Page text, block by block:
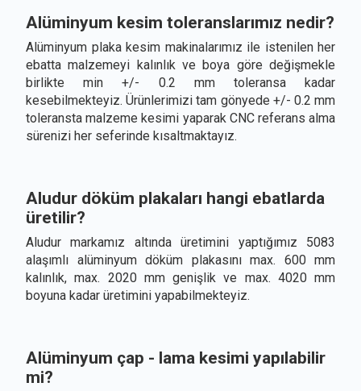
Alüminyum kesim toleranslarımız nedir?
Alüminyum plaka kesim makinalarımız ile istenilen her
ebatta malzemeyi kalınlık ve boya göre değişmekle
birlikte min +/- 0.2 mm toleransa kadar
kesebilmekteyiz. Ürünlerimizi tam gönyede +/- 0.2 mm
toleransta malzeme kesimi yaparak CNC referans alma
sürenizi her seferinde kısaltmaktayız.
Aludur döküm plakaları hangi ebatlarda
üretilir?
Aludur markamız altında üretimini yaptığımız 5083
alaşımlı alüminyum döküm plakasını max. 600 mm
kalınlık, max. 2020 mm genişlik ve max. 4020 mm
boyuna kadar üretimini yapabilmekteyiz.
Alüminyum çap - lama kesimi yapılabilir
mi?